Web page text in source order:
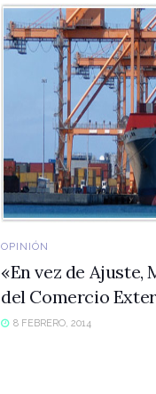
OPINIÓN
«En vez de
del Comercio
8 FEBRERO, 2014